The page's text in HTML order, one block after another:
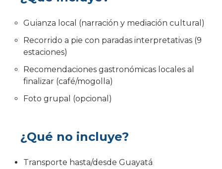
Guianza local (narración y mediación cultural)
Recorrido a pie con paradas interpretativas (9
estaciones)
Recomendaciones gastronómicas locales al
finalizar (café/mogolla)
Foto grupal (opcional)
¿Qué no incluye?
Transporte hasta/desde Guayatá